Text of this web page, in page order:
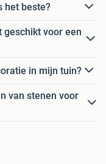
het beste?
geschikt voor een
in mijn tuin?
van stenen voor